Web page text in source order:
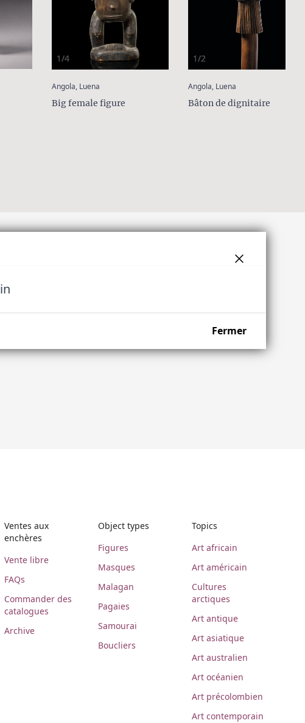
1/4
Angola, Luena
Big female figure
1/2
Angola, Luena
Bâton de dignitaire
in
Fermer
Ventes aux
enchères
Vente libre
FAQs
Commander des
catalogues
Archive
Object types
Figures
Masques
Malagan
Pagaies
Samourai
Boucliers
Topics
Art africain
Art américain
Cultures
arctiques
Art antique
Art asiatique
Art australien
Art océanien
Art précolombien
Art contemporain